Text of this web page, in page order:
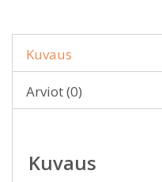
Kuvaus
Arviot (0)
Kuvaus